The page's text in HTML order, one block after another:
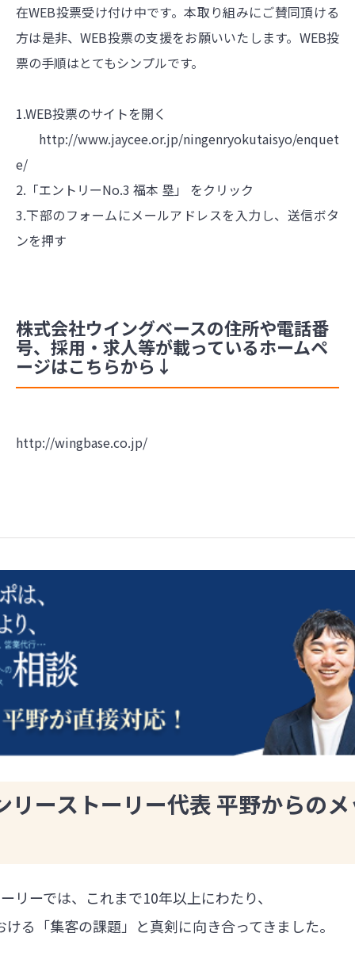
在WEB投票受け付け中です。本取り組みにご賛同頂ける
方は是非、WEB投票の支援をお願いいたします。WEB投
票の手順はとてもシンプルです。
1.WEB投票のサイトを開く
http://www.jaycee.or.jp/ningenryokutaisyo/enquet
e/
2.「エントリーNo.3 福本 塁」 をクリック
3.下部のフォームにメールアドレスを入力し、送信ボタ
ンを押す
株式会社ウイングベースの住所や電話番
号、採用・求人等が載っているホームペ
ージはこちらから↓
http://wingbase.co.jp/
リーストーリー代表 平野からの
リーでは、これまで10年以上にわたり、
る「集客の課題」と真剣に向き合ってきました。